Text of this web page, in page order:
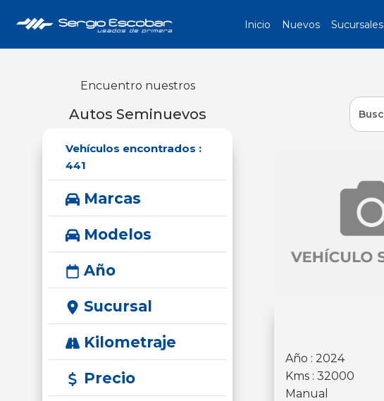
Inicio Nuevos Sucursales
Encuentro nuestros
Autos Seminuevos
Vehículos encontrados :
441
Marcas
Modelos
Año
Sucursal
Kilometraje
Precio
Año : 2024
Kms : 32000
Manual